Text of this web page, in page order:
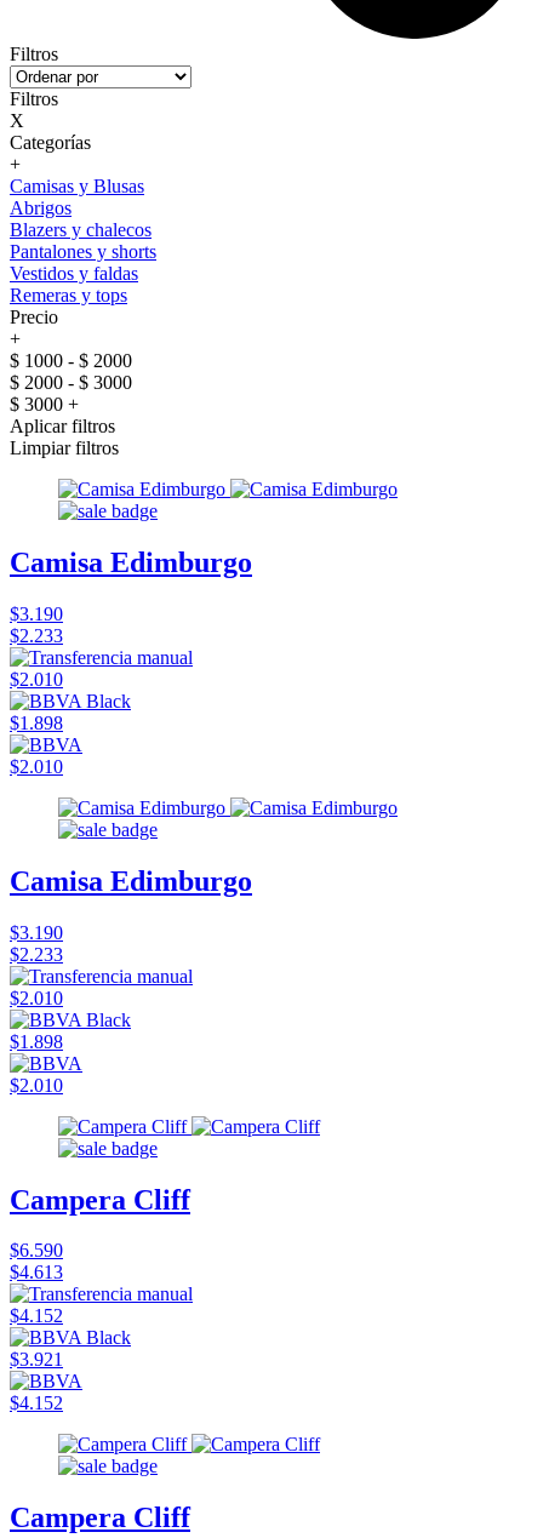
Filtros
Filtros
X
Categorías
+
Camisas y Blusas
Abrigos
Blazers y chalecos
Pantalones y shorts
Vestidos y faldas
Remeras y tops
Precio
+
$ 1000 - $ 2000
$ 2000 - $ 3000
$ 3000 +
Aplicar filtros
Limpiar filtros
Camisa Edimburgo
$3.190
$2.233
$2.010
$1.898
$2.010
Camisa Edimburgo
$3.190
$2.233
$2.010
$1.898
$2.010
Campera Cliff
$6.590
$4.613
$4.152
$3.921
$4.152
Campera Cliff